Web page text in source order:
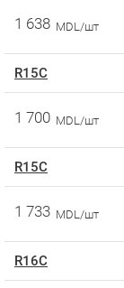
1 638 MDL/шт
R15C
1 700 MDL/шт
R15C
1 733 MDL/шт
R16C